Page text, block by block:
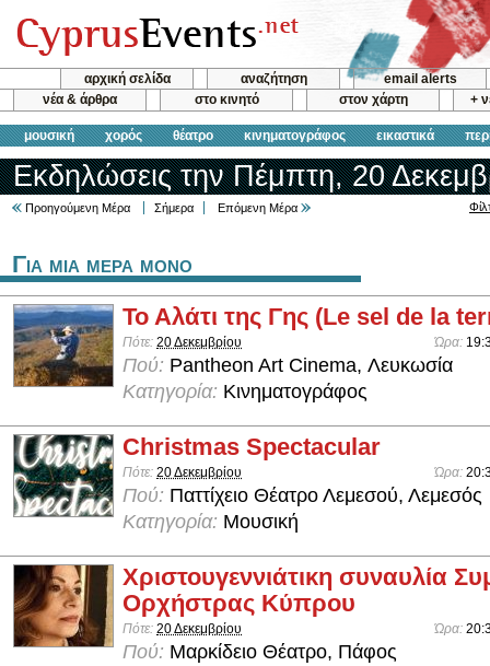
αρχική σελίδα αναζήτηση
email alerts
νέα & άρθρα
στο κινητό στον χάρτη +
μουσική χορός θέατρο κινηματογράφος εικαστικά
Εκδηλώσεις την Πέμπτη, 20
Προηγούμενη Μέρα Σήμερα Επόμενη Μέρα
Για μια μερα μονο
Το Αλάτι της Γης (Le sel de la
Πότε: 20 Δεκεμβρίου Ώρα:
Πού: Pantheon Art Cinema, Λευκωσία
Κατηγορία: Κινηματογράφος
Christmas Spectacular
Πότε: 20 Δεκεμβρίου Ώρα:
Πού: Παττίχειο Θέατρο Λεμεσού, Λεμεσός
Κατηγορία: Μουσική
Χριστουγεννιάτικη συναυλία
Ορχήστρας Κύπρου
Πότε: 20 Δεκεμβρίου Ώρα:
Πού: Μαρκίδειο Θέατρο, Πάφος